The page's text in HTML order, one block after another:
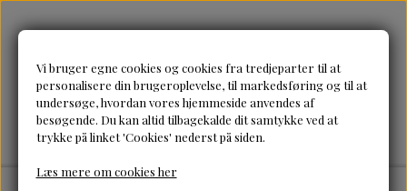
Vi bruger egne cookies og cookies fra tredjeparter til at
personalisere din brugeroplevelse, til markedsføring og til at
undersøge, hvordan vores hjemmeside anvendes af
besøgende. Du kan altid tilbagekalde dit samtykke ved at
trykke på linket 'Cookies' nederst på siden.
Læs mere om cookies her